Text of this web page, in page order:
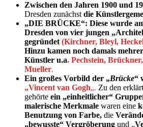
Zwischen den Jahren 1900 und
Dresden zunächst die
„DIE BRÜCKE“: Diese wurde
Dresden von vier jungen
gegründet (Kirchner, Bleyl,
Hinzu kamen noch damals
Künstler u.a. Pechstein,
Mueller.
Ein großes Vorbild der „Brücke“
„Vincent van Gogh„. Zu den
gehörte ein „einheitlicher“
malerische Merkmale waren eine
Benutzung von Farbe, die
„bewusste“ Vergröberung und „